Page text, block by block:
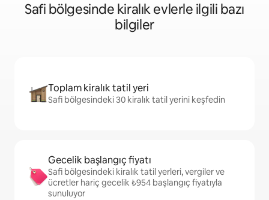
Safi bölgesinde kiralık evlerle ilgili bazı
bilgiler
Toplam kiralık tatil yeri
Safi bölgesindeki 30 kiralık tatil yerini keşfedin
Gecelik başlangıç fiyatı
Safi bölgesindeki kiralık tatil yerleri, vergiler ve
ücretler hariç gecelik ₺954 başlangıç fiyatıyla
sunuluyor